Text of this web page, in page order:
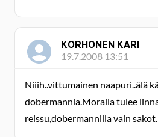
KORHONEN KARI
19.7.2008 13:51
Niiih..vittumainen naapuri..älä
dobermannia.Moralla tulee
reissu,dobermannilla vain